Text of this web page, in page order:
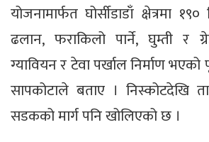
योजनामार्फत घोर्सीडाडाँ क्षेत्रमा
ढलान, फराकिलो पार्ने, घुम्ती र
ग्यावियन र टेवा पर्खाल निर्माण भएको
सापकोटाले बताए । निस्कोटदेखि
सडकको मार्ग पनि खोलिएको छ ।